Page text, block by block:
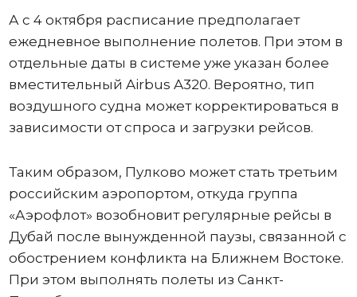
А с 4 октября расписание предполагает
ежедневное выполнение полетов. При этом в
отдельные даты в системе уже указан более
вместительный Airbus A320. Вероятно, тип
воздушного судна может корректироваться в
зависимости от спроса и загрузки рейсов.
Таким образом, Пулково может стать третьим
российским аэропортом, откуда группа
«Аэрофлот» возобновит регулярные рейсы в
Дубай после вынужденной паузы, связанной с
обострением конфликта на Ближнем Востоке.
При этом выполнять полеты из Санкт-